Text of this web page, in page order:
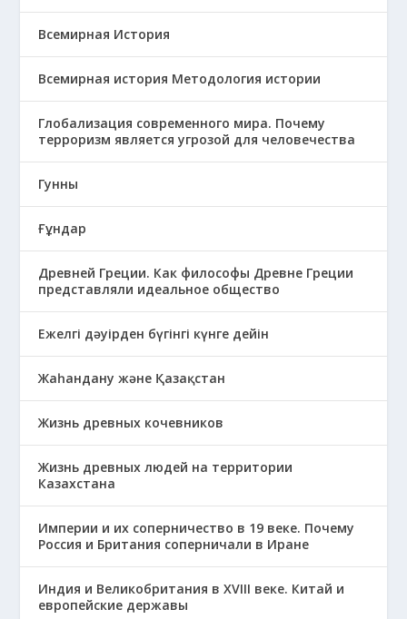
Всемирная История
Всемирная история Методология истории
Глобализация современного мира. Почему
терроризм является угрозой для человечества
Гунны
Ғұндар
Древней Греции. Как философы Древне Греции
представляли идеальное общество
Ежелгі дәуірден бүгінгі күнге дейін
Жаһандану және Қазақстан
Жизнь древных кочевников
Жизнь древных людей на территории
Казахстана
Империи и их соперничество в 19 веке. Почему
Россия и Британия соперничали в Иране
Индия и Великобритания в XVIII веке. Китай и
европейские державы